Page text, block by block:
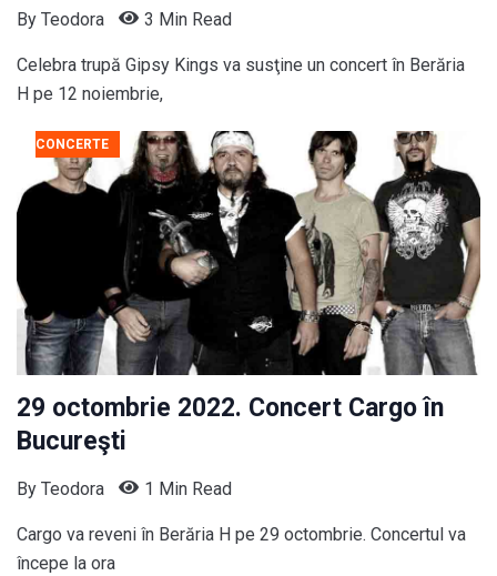
By Teodora 3 Min Read
Celebra trupă Gipsy Kings va susţine un concert în Berăria
H pe 12 noiembrie,
CONCERTE
29 octombrie 2022. Concert Cargo în
Bucureşti
By Teodora 1 Min Read
Cargo va reveni în Berăria H pe 29 octombrie. Concertul va
începe la ora